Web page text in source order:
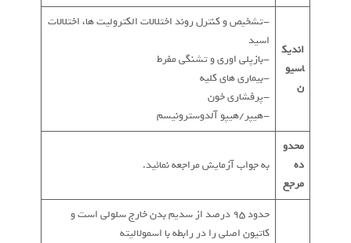
اندیک
اسیو
ن
-تشخیص و کنترل روند اختلالات الکترولیت ها، اختلالات
اسید
-بازپلی اوری و تشنگی مفرط
-بیماری های کلیه
-پرفشاری خون
-هیپر/هیپو آلدوسترونیسم
محدو
ده
مرجع
به جواب آزمایش مراجعه نمائید.
حدود 95 درصد از سدیم بدن خارج سلولی است و
کاتیون اصلی را در رابطه با اسمولالیته